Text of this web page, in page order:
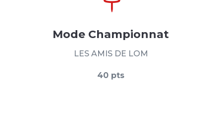
Mode Championnat
LES AMIS DE LOM
40 pts